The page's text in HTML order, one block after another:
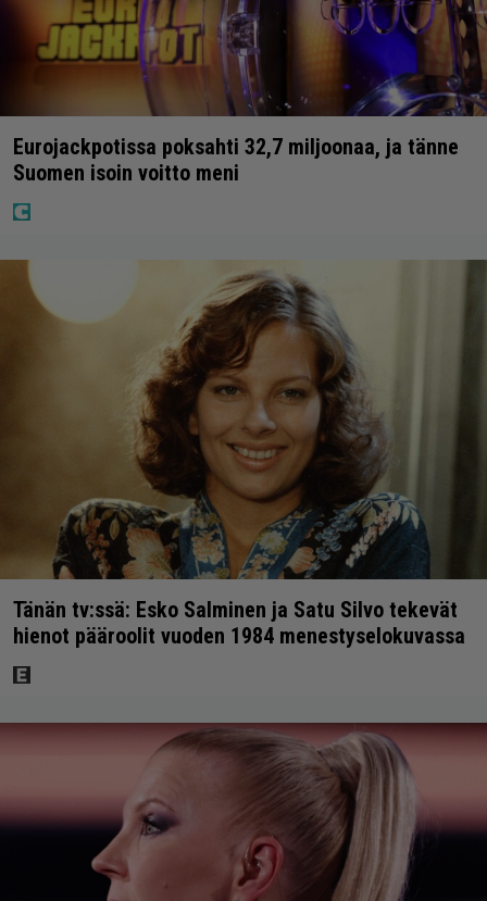
Eurojackpotissa poksahti 32,7 miljoonaa, ja tänne
Suomen isoin voitto meni
Tänän tv:ssä: Esko Salminen ja Satu Silvo tekevät
hienot pääroolit vuoden 1984 menestyselokuvassa